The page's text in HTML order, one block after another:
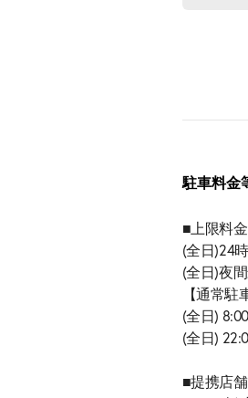
駐車料金
■上限料金
(全日)24
(全日)夜
【通常駐
(全日)
(全日)
■提携店